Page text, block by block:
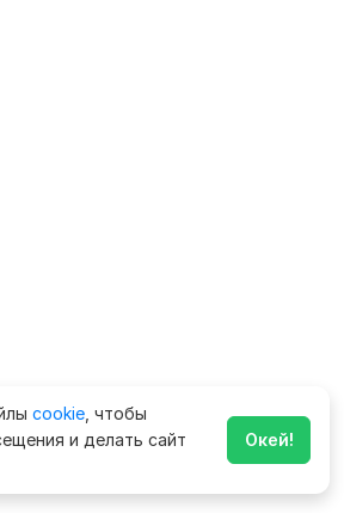
cookie , чтобы
и делать сайт
Окей!